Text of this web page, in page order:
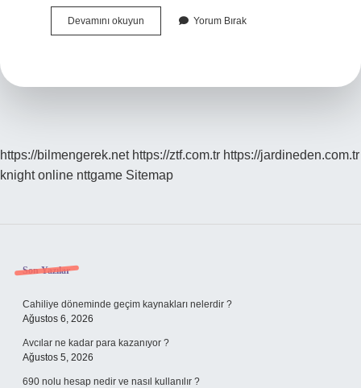
Devamını okuyun
Ağzı
Yorum Bırak
https://bilmengerek.net https://ztf.com.tr https://jardineden.com.tr
knight online nttgame Sitemap
Sidebar
Son Yazılar
Cahiliye döneminde geçim kaynakları nelerdir ?
Ağustos 6, 2026
Avcılar ne kadar para kazanıyor ?
Ağustos 5, 2026
690 nolu hesap nedir ve nasıl kullanılır ?